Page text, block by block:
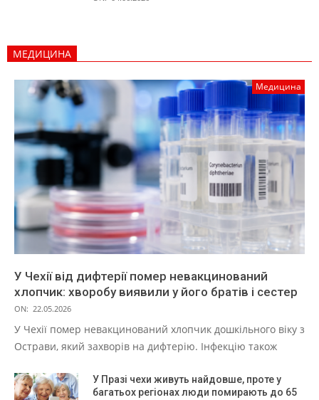
МЕДИЦИНА
Медицина
У Чехії від дифтерії помер невакцинований
хлопчик: хворобу виявили у його братів і сестер
ON: 22.05.2026
У Чехії помер невакцинований хлопчик дошкільного віку з
Острави, який захворів на дифтерію. Інфекцію також
У Празі чехи живуть найдовше, проте у
багатьох регіонах люди помирають до 65